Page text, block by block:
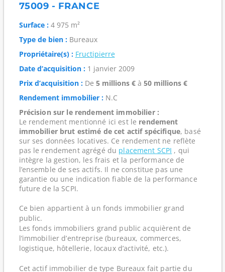
75009 - FRANCE
Surface :4 975 m²
Type de bien :Bureaux
Propriétaire(s) : Fructipierre
Date d’acquisition :1 janvier 2009
Prix d’acquisition :De 5 millions €à 50 millions €
Rendement immobilier :N.C
Précision sur le rendement immobilier :
Le rendement mentionné ici est le rendement
immobilier brut estimé de cet actif spécifique, basé
sur ses données locatives. Ce rendement ne reflète
pas le rendement agrégé du placement SCPI , qui
intègre la gestion, les frais et la performance de
l’ensemble de ses actifs. Il ne constitue pas une
garantie ou une indication fiable de la performance
future de la SCPI.
Ce bien appartient à un fonds immobilier grand
public.
Les fonds immobiliers grand public acquièrent de
l’immobilier d’entreprise (bureaux, commerces,
logistique, hôtellerie, locaux d’activité, etc.).
Cet actif immobilier de type Bureaux fait partie du